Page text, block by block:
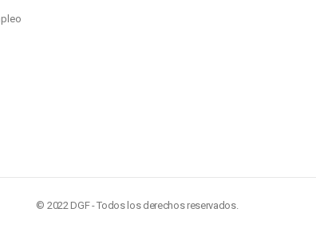
© 2022 DGF - Todos los derechos reservados.